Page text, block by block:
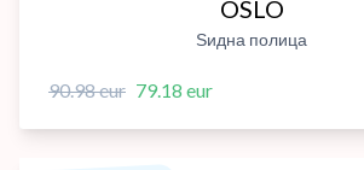
OSLO
Ѕидна полица
90.98 eur 79.18 eur